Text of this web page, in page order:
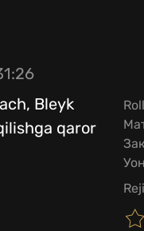
Bleyk
qaror